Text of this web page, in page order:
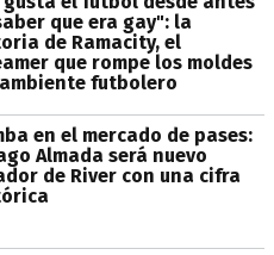
que era gay": la
de Ramacity, el
que rompe los moldes
futbolero
en el mercado de pases:
Almada será nuevo
de River con una cifra